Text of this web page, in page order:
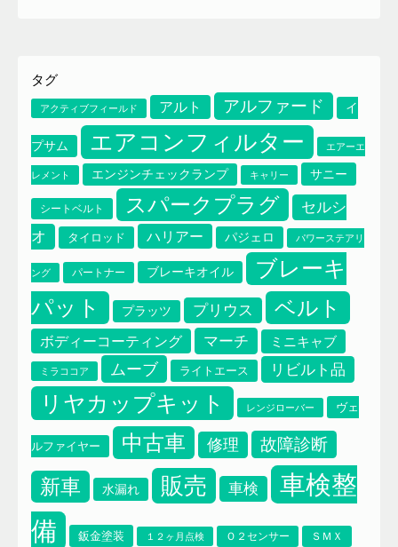
タグ
アクティブフィールド アルト アルファード イ
プサム エアコンフィルター エアーエ
レメント エンジンチェックランプ キャリー サニー
シートベルト スパークプラグ
セルシ
オ
タイロッド ハリアー パジェロ パワーステアリ
ング パートナー ブレーキオイル
ブレーキ
パット
プラッツ プリウス ベルト
ボディーコーティング マーチ ミニキャブ
ミラココア ムーブ ライトエース リビルト品
リヤカップキット レンジローバー ヴェ
ルファイヤー 中古車 修理 故障診断
新車 水漏れ 販売 車検
車検整
備
鈑金塗装 １２ヶ月点検 Ｏ２センサー ＳＭＸ